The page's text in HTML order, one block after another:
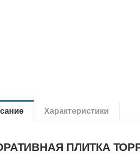
Характеристики
ПЛИТКА